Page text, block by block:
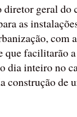
geral
as
com
facilitarão
dia inteiro no
construção de